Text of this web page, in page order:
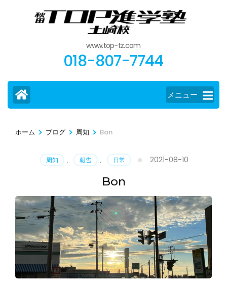
www.top-tz.com
018-807-7744
メニュー
ホーム > ブログ > 周知 > Bon
周知 、 報告 、 日常 2021-08-10
Bon